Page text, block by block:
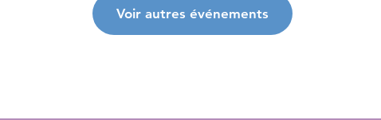
Voir autres événements